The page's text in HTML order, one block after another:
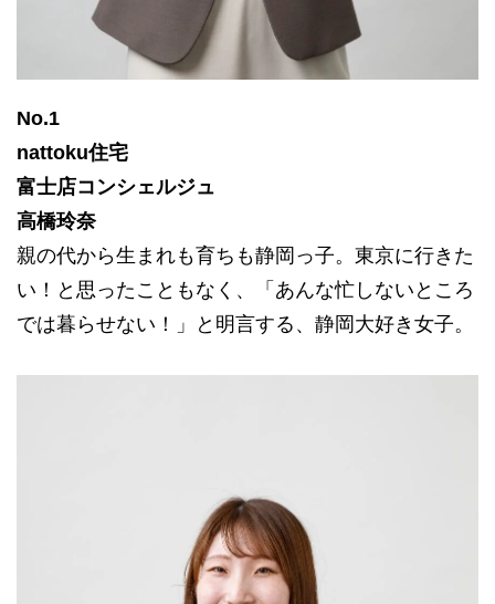
No.1
nattoku住宅
富士店コンシェルジュ
高橋玲奈
親の代から生まれも育ちも静岡っ子。東京に行きた
い！と思ったこともなく、「あんな忙しないところ
では暮らせない！」と明言する、静岡大好き女子。